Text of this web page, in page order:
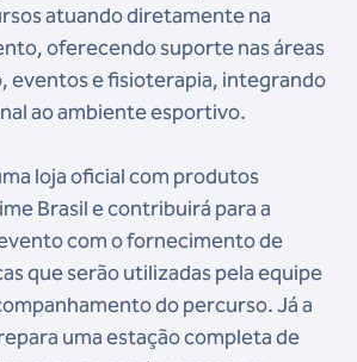
atuando diretamente na
oferecendo suporte nas áreas
eventos e fisioterapia, integrando
ao ambiente esportivo.
loja oficial com produtos
Brasil e contribuirá para a
com o fornecimento de
que serão utilizadas pela equipe
do percurso. Já a
uma estação completa de